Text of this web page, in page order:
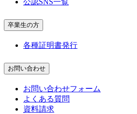
公認SNS一覧
卒業生の方
各種証明書発行
お問い合わせ
お問い合わせフォーム
よくある質問
資料請求